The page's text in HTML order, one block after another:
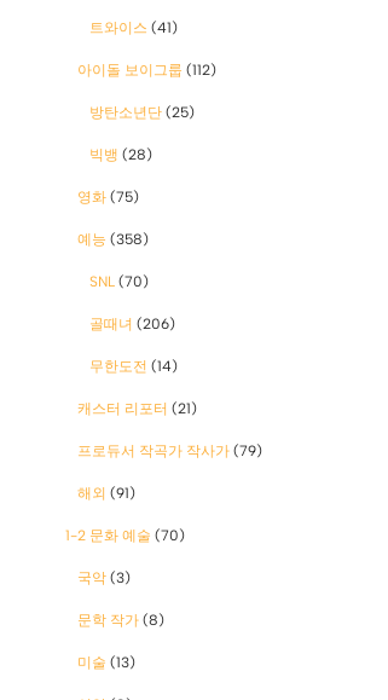
트와이스 (41)
아이돌 보이그룹 (112)
방탄소년단 (25)
빅뱅 (28)
영화 (75)
예능 (358)
SNL (70)
골때녀 (206)
무한도전 (14)
캐스터 리포터 (21)
프로듀서 작곡가 작사가 (79)
해외 (91)
1-2 문화 예술 (70)
국악 (3)
문학 작가 (8)
미술 (13)